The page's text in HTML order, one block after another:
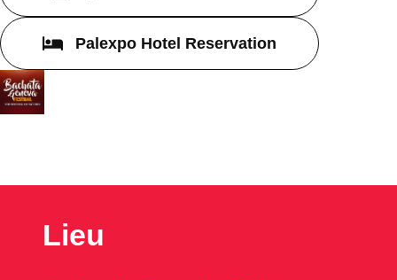
Palexpo Hotel Reservation
Lieu